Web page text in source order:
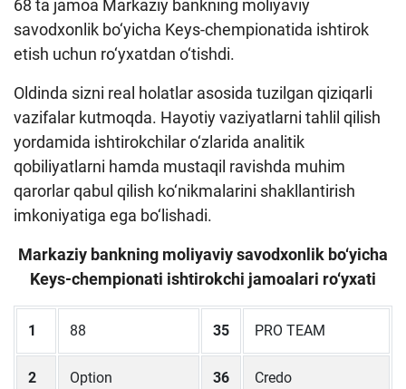
Fotogalereya
Loyiha haqida
Kengaytirilgan qidiruv
Sayt xaritasi
68 ta jamoa Markaziy bankning moliyaviy
savodxonlik bo‘yicha Keys-chempionatida ishtirok
etish uchun ro‘yxatdan o‘tishdi.
Oldinda sizni real holatlar asosida tuzilgan qiziqarli
vazifalar kutmoqda. Hayotiy vaziyatlarni tahlil qilish
yordamida ishtirokchilar o‘zlarida analitik
qobiliyatlarni hamda mustaqil ravishda muhim
qarorlar qabul qilish ko‘nikmalarini shakllantirish
imkoniyatiga ega bo‘lishadi.
Markaziy bankning moliyaviy savodxonlik bo‘yicha
Keys-chempionati ishtirokchi jamoalari ro‘yxati
1 88 35 PRO TEAM
2 Option 36 Credo